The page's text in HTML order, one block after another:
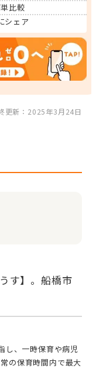
比較
シェア
更新：2025年3月24日
の保育時間内で最大